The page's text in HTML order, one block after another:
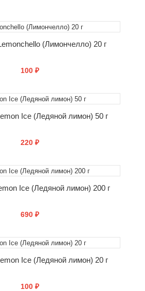
КУПИТЬ
(Лимончелло) 20 г
100 ₽
КУПИТЬ
Ice (Ледяной лимон) 50 г
220 ₽
КУПИТЬ
Ice (Ледяной лимон) 200 г
690 ₽
КУПИТЬ
Ice (Ледяной лимон) 20 г
100 ₽